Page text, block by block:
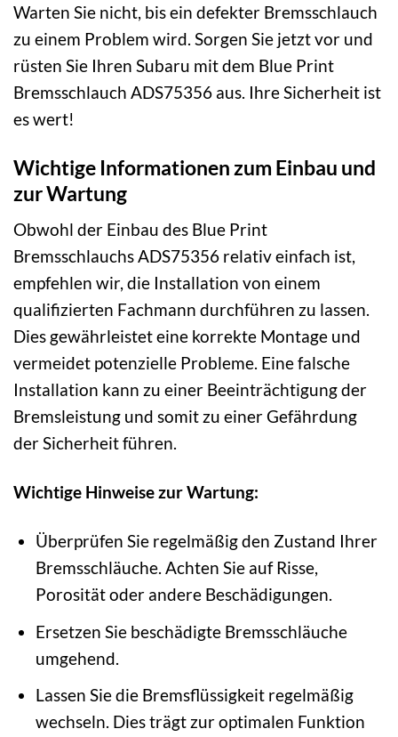
Warten Sie nicht, bis ein defekter Bremsschlauch
zu einem Problem wird. Sorgen Sie jetzt vor und
rüsten Sie Ihren Subaru mit dem Blue Print
Bremsschlauch ADS75356 aus. Ihre Sicherheit ist
es wert!
Wichtige Informationen zum Einbau und
zur Wartung
Obwohl der Einbau des Blue Print
Bremsschlauchs ADS75356 relativ einfach ist,
empfehlen wir, die Installation von einem
qualifizierten Fachmann durchführen zu lassen.
Dies gewährleistet eine korrekte Montage und
vermeidet potenzielle Probleme. Eine falsche
Installation kann zu einer Beeinträchtigung der
Bremsleistung und somit zu einer Gefährdung
der Sicherheit führen.
Wichtige Hinweise zur Wartung:
Überprüfen Sie regelmäßig den Zustand Ihrer
Bremsschläuche. Achten Sie auf Risse,
Porosität oder andere Beschädigungen.
Ersetzen Sie beschädigte Bremsschläuche
umgehend.
Lassen Sie die Bremsflüssigkeit regelmäßig
wechseln. Dies trägt zur optimalen Funktion